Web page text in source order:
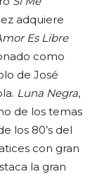
adquiere
Es Libre
como
de José
Luna Negra,
de los temas
los 80’s del
con gran
la gran